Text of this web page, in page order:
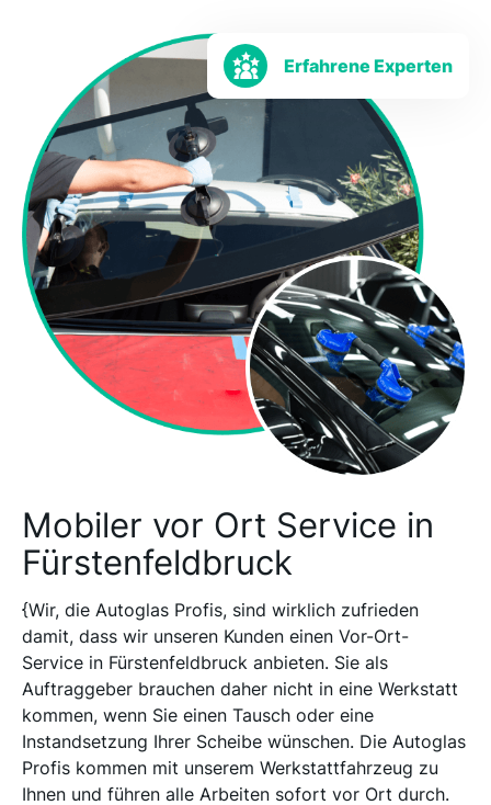
Mobiler vor Ort Service in
Fürstenfeldbruck
{Wir, die Autoglas Profis, sind wirklich zufrieden
damit, dass wir unseren Kunden einen Vor-Ort-
Service in Fürstenfeldbruck anbieten. Sie als
Auftraggeber brauchen daher nicht in eine Werkstatt
kommen, wenn Sie einen Tausch oder eine
Instandsetzung Ihrer Scheibe wünschen. Die Autoglas
Profis kommen mit unserem Werkstattfahrzeug zu
Ihnen und führen alle Arbeiten sofort vor Ort durch.
Erfahrene Experten